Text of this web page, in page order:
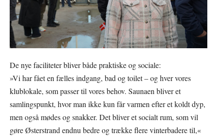
De nye faciliteter bliver både praktiske og sociale:
»Vi har fået en fælles indgang, bad og toilet – og hver vores
klublokale, som passer til vores behov. Saunaen bliver et
samlingspunkt, hvor man ikke kun får varmen efter et koldt dyp,
men også mødes og snakker. Det bliver et socialt rum, som vil
gøre Østerstrand endnu bedre og trække flere vinterbadere til,«